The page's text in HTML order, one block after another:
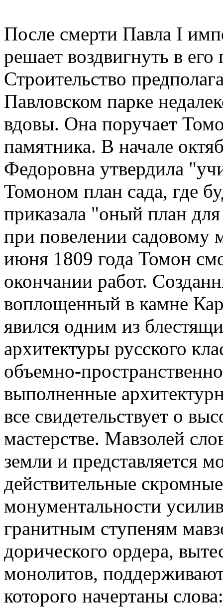
После смерти Павла I
решает воздвигнуть в
Строительство
Павловском парке
вдовы. Она поручает
памятника. В начале
Федоровна утвердила
Томоном план сада, где
приказала "оный план
при повелении садовому
июня 1809 года Томон
окончании работ.
воплощенный в камне
явился одним из
архитектуры русского
объемно-
выполненные
все свидетельствует о
мастерстве. Мавзолей
земли и представляется
действительные
монументальности
гранитным ступеням
дорического ордера,
монолитов,
которого начертаны